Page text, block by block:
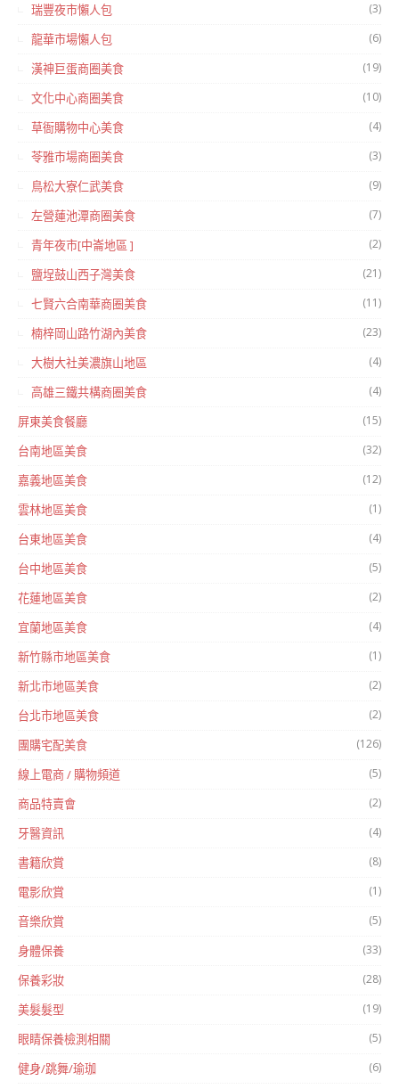
瑞豐夜市懶人包 (3)
龍華市場懶人包 (6)
漢神巨蛋商圈美食 (19)
文化中心商圈美食 (10)
草衙購物中心美食 (4)
苓雅市場商圈美食 (3)
鳥松大寮仁武美食 (9)
左營蓮池潭商圈美食 (7)
青年夜市[中崙地區 ] (2)
鹽埕鼓山西子灣美食 (21)
七賢六合南華商圈美食 (11)
楠梓岡山路竹湖內美食 (23)
大樹大社美濃旗山地區 (4)
高雄三鐵共構商圈美食 (4)
屏東美食餐廳 (15)
台南地區美食 (32)
嘉義地區美食 (12)
雲林地區美食 (1)
台東地區美食 (4)
台中地區美食 (5)
花蓮地區美食 (2)
宜蘭地區美食 (4)
新竹縣市地區美食 (1)
新北市地區美食 (2)
台北市地區美食 (2)
團購宅配美食 (126)
線上電商 / 購物頻道 (5)
商品特賣會 (2)
牙醫資訊 (4)
書籍欣賞 (8)
電影欣賞 (1)
音樂欣賞 (5)
身體保養 (33)
保養彩妝 (28)
美髮髮型 (19)
眼睛保養檢測相關 (5)
健身/跳舞/瑜珈 (6)